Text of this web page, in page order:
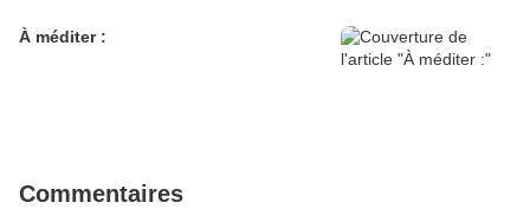
À méditer :
Commentaires